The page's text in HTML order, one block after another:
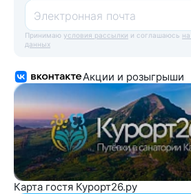
Электронная почта
Принимаю условия рассылки и соглашаюсь
данных
Акции и розыгрыши
Карта гостя Курорт26.ру